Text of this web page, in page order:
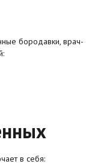
бородавки, врач-
в себя: